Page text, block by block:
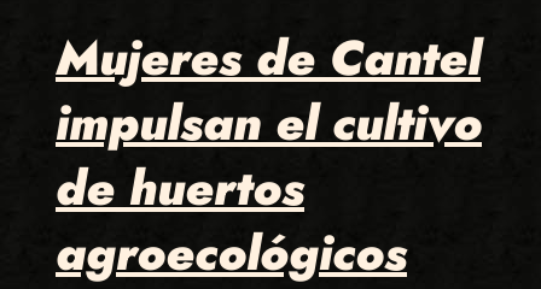
Mujeres de Cantel
impulsan el cultivo
de huertos
agroecológicos